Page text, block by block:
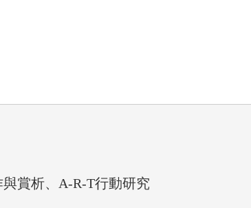
賞析、A-R-T行動研究